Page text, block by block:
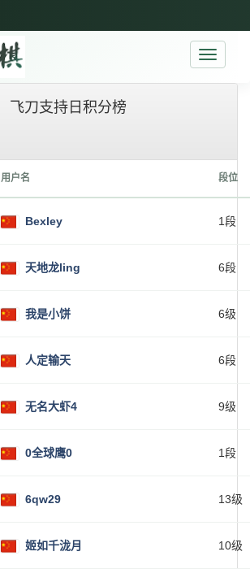
Toggle
飞刀支持日积分榜
用户名 段位
Bexley 1段
天地龙ling 6段
我是小饼 6级
人定输天 6段
无名大虾4 9级
0全球鹰0 1段
6qw29 13级
姬如千泷月 10级